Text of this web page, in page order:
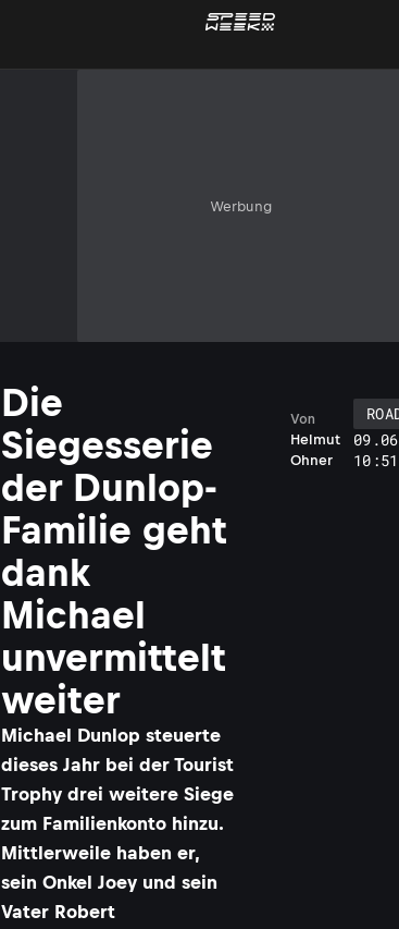
Werbung
Die
Siegesserie
der Dunlop-
Familie geht
dank
Michael
unvermittelt
weiter
Michael Dunlop steuerte
dieses Jahr bei der Tourist
Trophy drei weitere Siege
zum Familienkonto hinzu.
Mittlerweile haben er,
sein Onkel Joey und sein
Vater Robert
Helmut
Ohner
Von
10:51